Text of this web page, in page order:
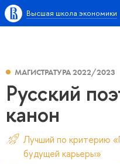
Высшая школа экономики
МАГИСТРАТУРА 2022/2023
Русский
канон
Лучший по критерию
будущей карьеры»